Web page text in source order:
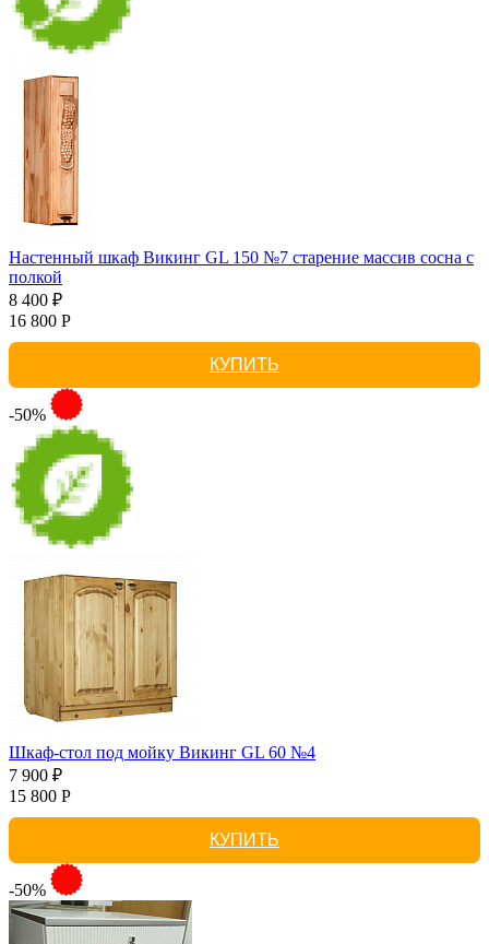
Настенный шкаф Викинг GL 150 №7 старение массив сосна с
полкой
8 400 ₽
16 800 Р
КУПИТЬ
-50%
Шкаф-стол под мойку Викинг GL 60 №4
7 900 ₽
15 800 Р
КУПИТЬ
-50%